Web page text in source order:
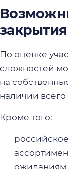
закрытия
По оценке
сложностей
на
наличии
Кроме того:
ожиданиям